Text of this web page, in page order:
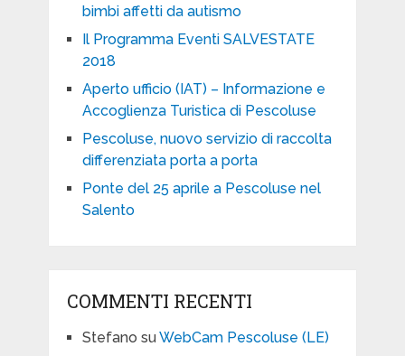
bimbi affetti da autismo
Il Programma Eventi SALVESTATE
2018
Aperto ufficio (IAT) – Informazione e
Accoglienza Turistica di Pescoluse
Pescoluse, nuovo servizio di raccolta
differenziata porta a porta
Ponte del 25 aprile a Pescoluse nel
Salento
COMMENTI RECENTI
Stefano suWebCam Pescoluse (LE)